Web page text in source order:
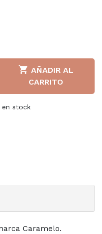

CARRITO
en stock
Caramelo.